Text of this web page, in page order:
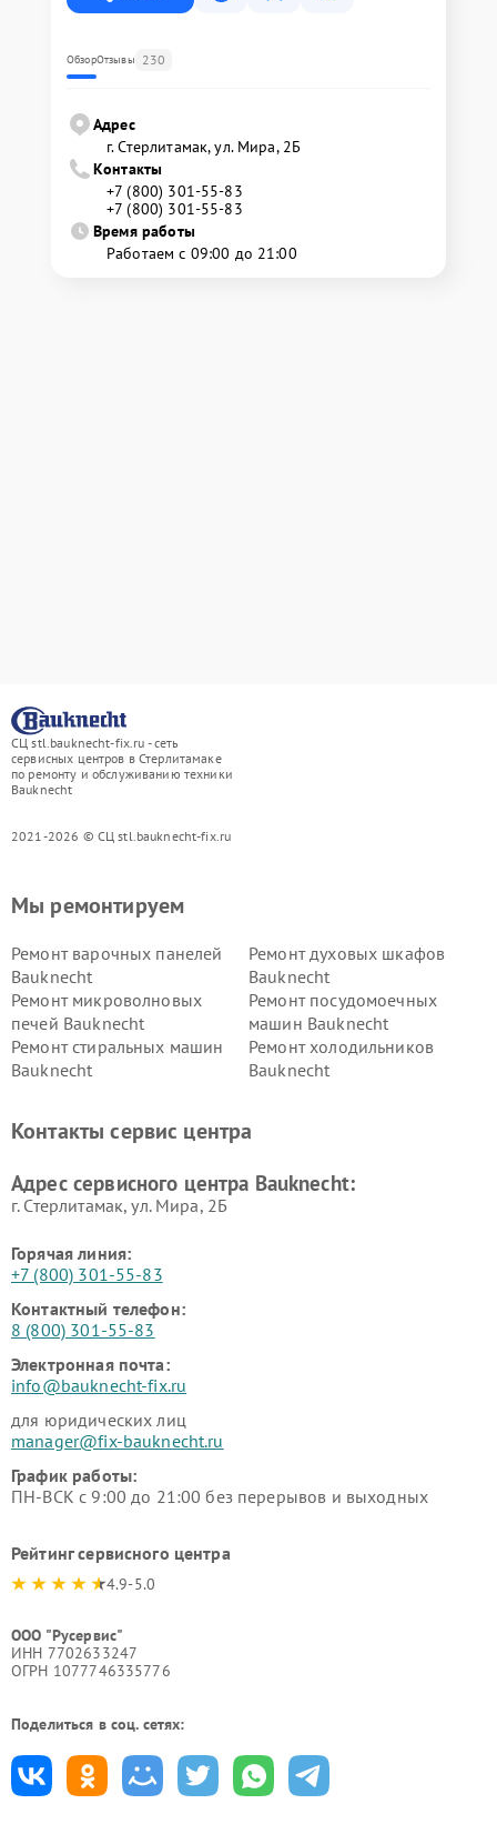
ОбзорОтзывы 230
Адрес
г. Стерлитамак, ул. Мира, 2Б
Контакты
+7 (800) 301-55-83
+7 (800) 301-55-83
Время работы
Работаем с 09:00 до 21:00
СЦ stl.bauknecht-fix.ru - сеть
сервисных центров в Стерлитамаке
по ремонту и обслуживанию техники
Bauknecht
2021-2026 © СЦ stl.bauknecht-fix.ru
Мы ремонтируем
Ремонт варочных панелей
Bauknecht
Ремонт духовых шкафов
Bauknecht
Ремонт микроволновых
печей Bauknecht
Ремонт посудомоечных
машин Bauknecht
Ремонт стиральных машин
Bauknecht
Ремонт холодильников
Bauknecht
Контакты сервис центра
Адрес сервисного центра Bauknecht:
г. Стерлитамак, ул. Мира, 2Б
Горячая линия:
+7 (800) 301-55-83
Контактный телефон:
8 (800) 301-55-83
Электронная почта:
info@bauknecht-fix.ru
для юридических лиц
manager@fix-bauknecht.ru
График работы:
ПН-ВСК с 9:00 до 21:00 без перерывов и выходных
Рейтинг сервисного центра
4.9-5.0
ООО "Русервис"
ИНН 7702633247
ОГРН 1077746335776
Поделиться в соц. сетях: